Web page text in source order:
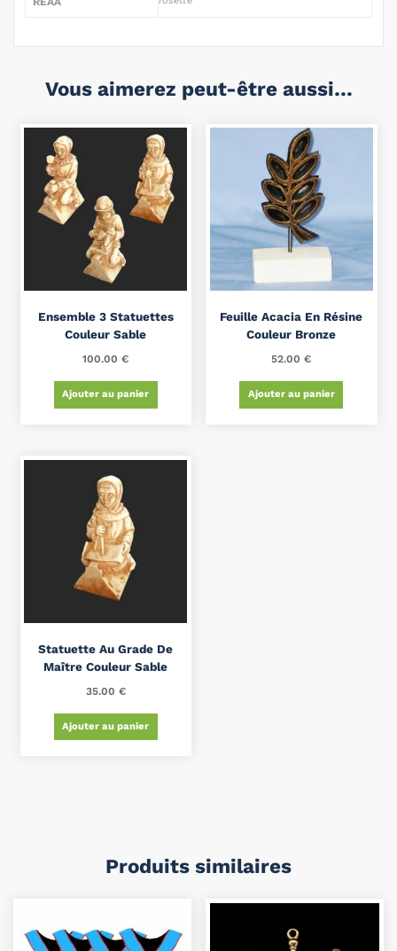
Vous aimerez peut-être aussi…
Ensemble 3 Statuettes
Couleur Sable
100.00€
Ajouter au panier
Feuille Acacia En Résine
Couleur Bronze
52.00€
Ajouter au panier
Statuette Au Grade De
Maître Couleur Sable
35.00 €
Ajouter au panier
Produits similaires